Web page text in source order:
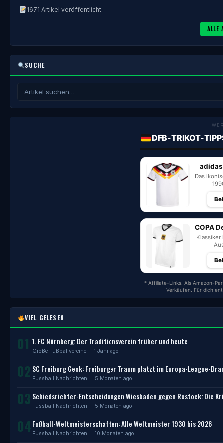
1671 Artikel veröffentlicht
ALLE
SUCHE
DFB-TRIKOT-
Das
COPA
Klassiker
* Affiliate-Links. Als Amazon-
Verkäufen. Für dich
VIEL GELESEN
01 1. FC Nürnberg: Der Traditionsverein früher und heute
Große Fußballvereine · 1 Jahr ago
02 SC Freiburg Genk: Freiburger Traum platzt im Europa-League-
Fussball Nachrichten · 5 Monaten ago
03 Schiedsrichter-Entscheidungen Wiesbaden gegen Rostock: Die
Fussball Nachrichten · 5 Monaten ago
04 Fußball-Weltmeisterschaften: Alle Weltmeister 1930 bis 2026
Fussball Nachrichten · 10 Monaten ago